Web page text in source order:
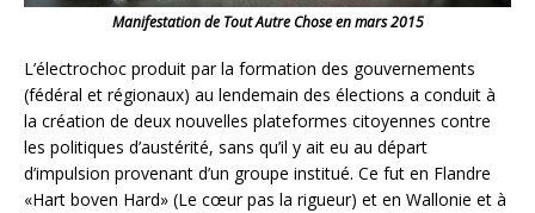
Manifestation de Tout Autre Chose en mars 2015
L’électrochoc produit par la formation des gouvernements
(fédéral et régionaux) au lendemain des élections a conduit à
la création de deux nouvelles plateformes citoyennes contre
les politiques d’austérité, sans qu’il y ait eu au départ
d’impulsion provenant d’un groupe institué. Ce fut en Flandre
«Hart boven Hard» (Le cœur pas la rigueur) et en Wallonie et à